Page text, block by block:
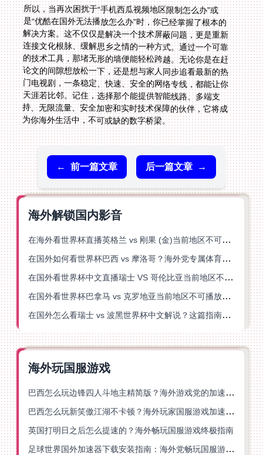
所以，当再次困扰于“手机西瓜视频地区限制怎么办”或
是“优酷在国外无法播放怎么办”时，你已经掌握了根本的
解决方案。这不仅仅是解决一个技术屏蔽问题，更是重新
连接文化根脉、缓解思乡之情的一种方式。通过一个可靠
的技术工具，那堵无形的墙便能轻松跨越。无论你是在赶
论文的间隙想放松一下，还是想与家人同步追看最新的热
门电视剧，一条稳定、快速、安全的网络专线，都能让你
天涯若比邻。记住，选择那个能提供智能线路、多端支
持、无限流量、安全加密和实时技术保障的伙伴，它将成
为你海外生活中，不可或缺的数字桥梁。
← 前一篇文章 后一篇文章 →
海外解锁国内影音
在海外看世界杯直播英格兰 vs 刚果 (金)当前地区不可播放？这篇指南帮你突破所有限制
在国外如何看世界杯巴西 vs 摩洛哥？海外党专属体育观赛指南来了
在国外看世界杯中文直播瑞士 VS 哥伦比亚当前地区不可播放？这篇指南帮你搞定
在国外看世界杯巴拿马 vs 克罗地亚当前地区不可播放？这篇指南帮你轻松解决海外体育直播难题
在国外怎么看瑞士 vs 波黑世界杯中文解说？这篇指南帮你搞定所有地区限制问题
海外玩国服游戏
巴西怎么玩边锋四人斗地主精简版？海外游戏党的加速器终极选择
巴西怎么玩新笑傲江湖不卡顿？海外玩家国服游戏加速终极指南（附猫和老鼠一梦江湖实测）
英国打明日之后怎么提速的？海外畅玩国服游戏终极指南
足球世界国外加速器下载安装指南：海外党畅玩国服游戏的终极解决方案